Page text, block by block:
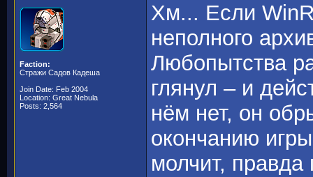
Faction:
Стражи Садов Кадеша
Join Date: Feb 2004
Location: Great Nebula
Posts: 2,564
Хм... Если
неполного
Любопытства
глянул – и
нём нет, он
окончанию
молчит,